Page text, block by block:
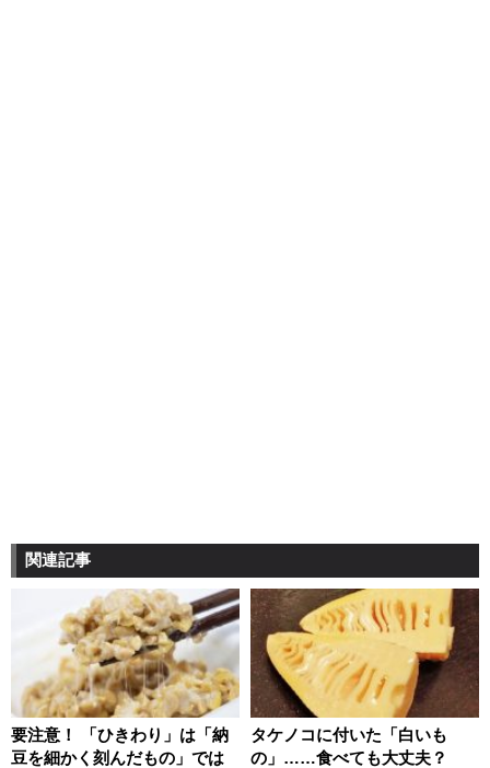
関連記事
要注意！ 「ひきわり」は「納
豆を細かく刻んだもの」では
タケノコに付いた「白いも
の」……食べても大丈夫？